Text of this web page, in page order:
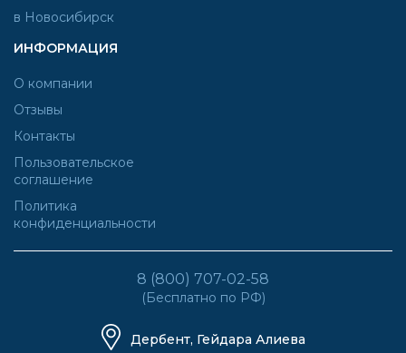
в Новосибирск
ИНФОРМАЦИЯ
О компании
Отзывы
Контакты
Пользовательское
соглашение
Политика
конфиденциальности
8 (800) 707-02-58
(Бесплатно по РФ)
Дербент, Гейдара Алиева